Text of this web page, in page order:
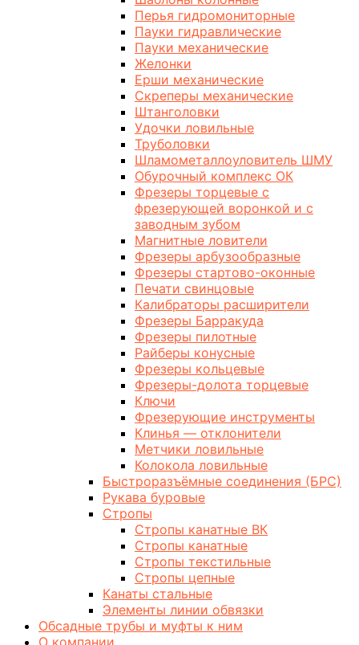
Перья гидромониторные
Пауки гидравлические
Пауки механические
Желонки
Ерши механические
Скреперы механические
Штанголовки
Удочки ловильные
Труболовки
Шламометаллоуловитель ШМУ
Обурочный комплекс ОК
Фрезеры торцевые с
фрезерующей воронкой и с
заводным зубом
Магнитные ловители
Фрезеры арбузообразные
Фрезеры стартово-оконные
Печати свинцовые
Калибраторы расширители
Фрезеры Барракуда
Фрезеры пилотные
Райберы конусные
Фрезеры кольцевые
Фрезеры-долота торцевые
Ключи
Фрезерующие инструменты
Клинья — отклонители
Метчики ловильные
Колокола ловильные
Быстроразъёмные соединения (БРС)
Рукава буровые
Стропы
Стропы канатные ВК
Стропы канатные
Стропы текстильные
Стропы цепные
Канаты стальные
Элементы линии обвязки
Обсадные трубы и муфты к ним